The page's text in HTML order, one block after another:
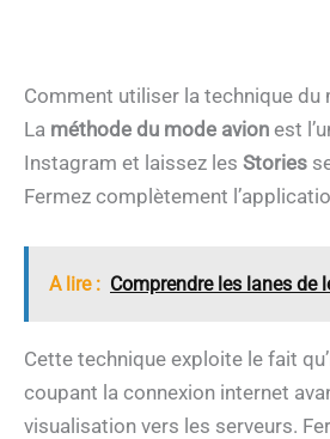
Comment utiliser la technique du
La méthode du mode avion est
Instagram et laissez les Stories
Fermez complètement
A lire : Comprendre les lanes de
Cette technique exploite le fait
coupant la connexion internet
visualisation vers les serveurs.